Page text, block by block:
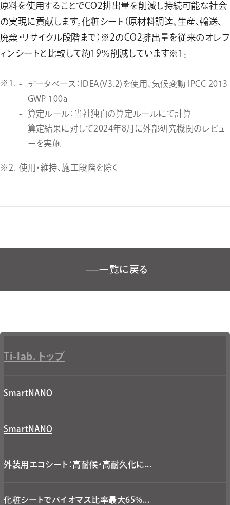
原料を使用することでCO2排出量を削減し持続可能な社会
の実現に貢献します。化粧シート（原材料調達、生産、輸送、
廃棄・リサイクル段階まで）※2のCO2排出量を従来のオレフ
ィンシートと比較して約19％削減しています※1。
データベース：IDEA(V3.2)を使用、気候変動 IPCC 2013
GWP 100a
算定ルール：当社独自の算定ルールにて計算
算定結果に対して2024年8月に外部研究機関のレビュ
ーを実施
使用・維持、施工段階を除く
一覧に戻る
Ti-lab. トップ
SmartNANO
SmartNANO
外装用エコシート：高耐候・高耐久化に...
化粧シートでバイオマス比率最大65%...